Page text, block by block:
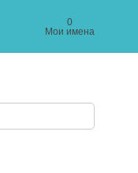
0
Мои имена